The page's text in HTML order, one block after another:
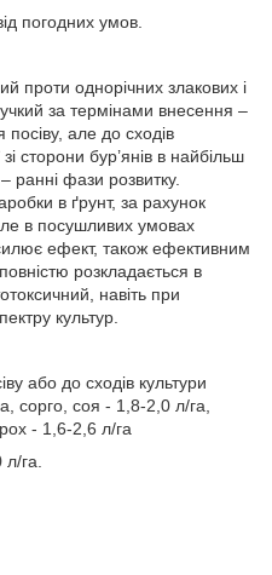
погодних умов.
проти однорічних злакових і
за термінами внесення –
посіву, але до сходів
сторони бур’янів в найбільш
ранні фази розвитку.
в ґрунт, за рахунок
в посушливих умовах
ефект, також ефективним
розкладається в
навіть при
культур.
або до сходів культури
сорго, соя - 1,8-2,0 л/га,
- 1,6-2,6 л/га
га.